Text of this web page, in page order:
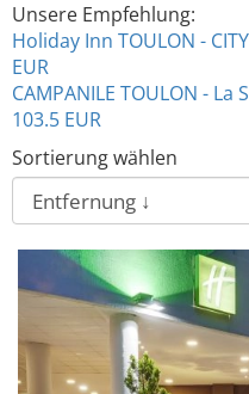
Unsere Empfehlung:
Holiday Inn TOULON -
EUR
CAMPANILE TOULON -
103.5 EUR
Sortierung wählen